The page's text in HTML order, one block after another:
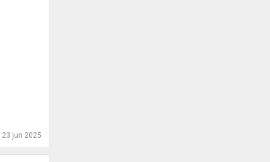
23 jun 2025